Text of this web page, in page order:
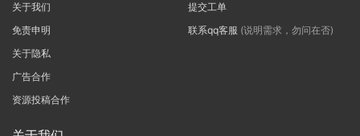
关于我们
免责申明
关于隐私
广告合作
资源投稿合作
提交工单
联系qq客服 (说明需求，勿问在否)